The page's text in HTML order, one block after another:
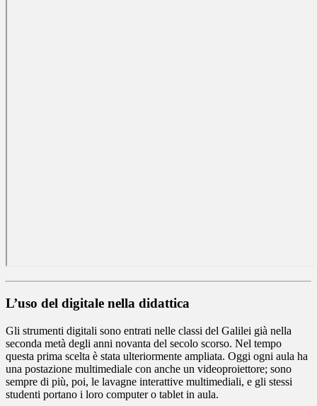
L’uso del digitale nella didattica
Gli strumenti digitali sono entrati nelle classi del Galilei già nella
seconda metà degli anni novanta del secolo scorso. Nel tempo
questa prima scelta è stata ulteriormente ampliata. Oggi ogni aula ha
una postazione multimediale con anche un videoproiettore; sono
sempre di più, poi, le lavagne interattive multimediali, e gli stessi
studenti portano i loro computer o tablet in aula.